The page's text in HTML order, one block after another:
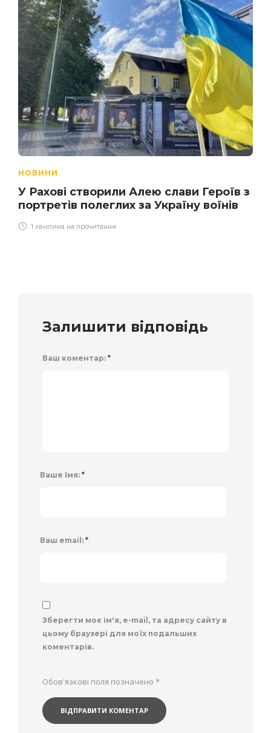
НОВИНИ
У Рахові створили Алею слави Героїв з
портретів полеглих за Україну воїнів
1 хвилина на прочитання
Залишити відповідь
Ваш коментар: *
Ваше Імя: *
Ваш email: *
Зберегти моє ім'я, e-mail, та адресу сайту в
цьому браузері для моїх подальших
коментарів.
Обов'язкові поля позначено *